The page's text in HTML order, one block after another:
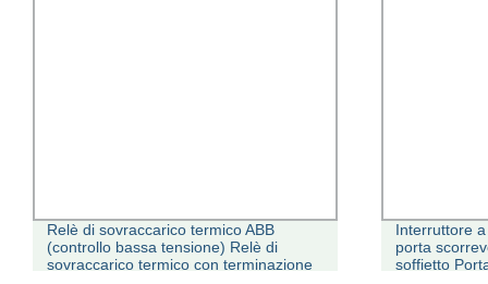
Relè di sovraccarico termico ABB
(controllo bassa tensione) Relè di
sovraccarico termico con terminazione
Interruttore
porta
soffietto